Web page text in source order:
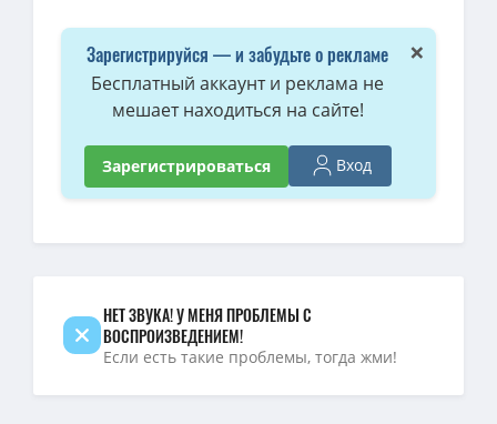
×
Зарегистрируйся — и забудьте о рекламе
Бесплатный аккаунт и реклама не
мешает находиться на сайте!
Зарегистрироваться Вход
НЕТ ЗВУКА! У МЕНЯ ПРОБЛЕМЫ С
ВОСПРОИЗВЕДЕНИЕМ!
Если есть такие проблемы, тогда жми!